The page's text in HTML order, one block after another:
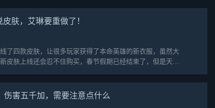
肤，艾琳要重做了！
了四款皮肤，让很多玩家获得了本命英雄的新衣服，虽然大
皮肤上线还会忍不住购买，春节假期已经结束了，但是天美
害五千加，需要注意点什么